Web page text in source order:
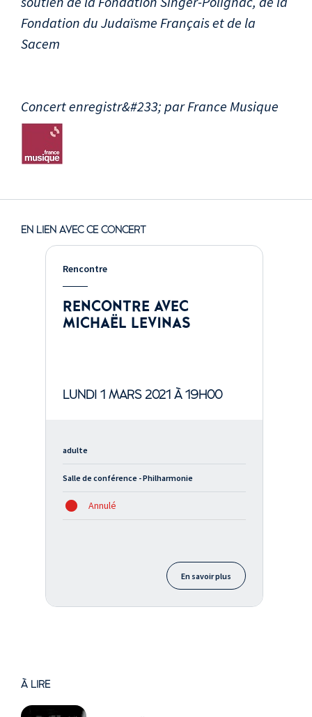
Fondation du Judaïsme Français et de la
Sacem
Concert enregistr&#233; par France Musique
EN LIEN AVEC CE CONCERT
Rencontre
RENCONTRE AVEC
MICHAËL LEVINAS
LUNDI 1 MARS 2021 À 19H00
adulte
Salle de conférence - Philharmonie
Annulé
En savoir plus
À LIRE